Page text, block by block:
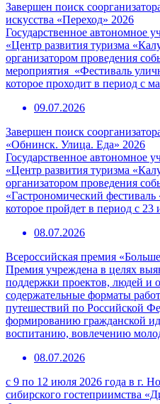
Завершен поиск
искусства «Переход» 2026
Государственное автономное
«Центр развития туризма
организатором проведения
мероприятия «Фестиваль
которое проходит в период с
09.07.2026
Завершен поиск
«Обнинск. Улица. Еда» 2026
Государственное автономное
«Центр развития туризма
организатором проведения
«Гастрономический
которое пройдет в период с 23
08.07.2026
Всероссийская премия
Премия учреждена в целях
поддержки проектов, людей и
содержательные форматы
путешествий по Российской
формированию гражданской
воспитанию, вовлечению
08.07.2026
с 9 по 12 июля 2026 года в г.
сибирского гостеприимства